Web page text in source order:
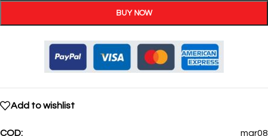
BUY NOW
Add to wishlist
COD:
mar08